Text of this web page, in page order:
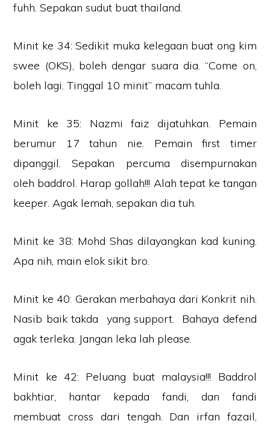
fuhh. Sepakan sudut buat thailand.
Minit ke 34: Sedikit muka kelegaan buat ong kim
swee (OKS), boleh dengar suara dia. “Come on,
boleh lagi. Tinggal 10 minit” macam tuhla.
Minit ke 35: Nazmi faiz dijatuhkan. Pemain
berumur 17 tahun nie. Pemain first timer
dipanggil. Sepakan percuma disempurnakan
oleh baddrol. Harap gollah!!! Alah tepat ke tangan
keeper. Agak lemah, sepakan dia tuh.
Minit ke 38: Mohd Shas dilayangkan kad kuning.
Apa nih, main elok sikit bro.
Minit ke 40: Gerakan merbahaya dari Konkrit nih.
Nasib baik takda yang support. Bahaya defend
agak terleka. Jangan leka lah please.
Minit ke 42: Peluang buat malaysia!!! Baddrol
bakhtiar, hantar kepada fandi, dan fandi
membuat cross dari tengah. Dan irfan fazail,